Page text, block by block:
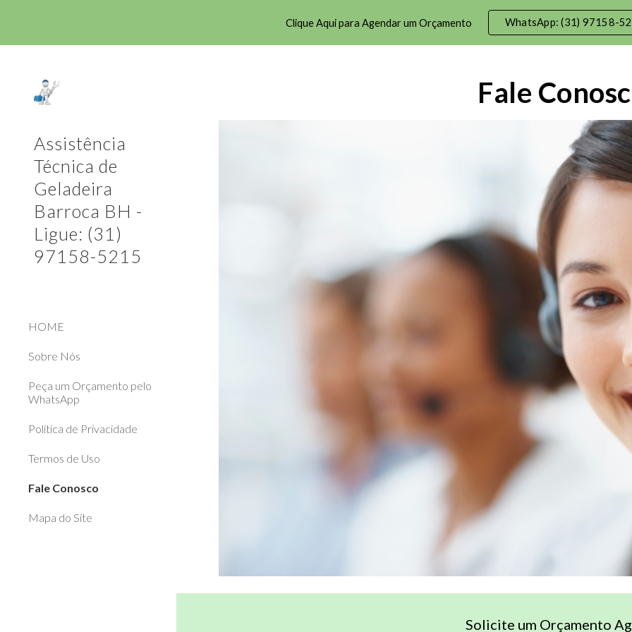
Skip to main content Skip to
Clique Aqui para Agendar um Orçamento WhatsApp: (31) 97158-
Assistência
Técnica de
Geladeira
Barroca BH -
Ligue: (31)
97158-5215
HOME
Sobre Nós
Peça um Orçamento pelo
WhatsApp
Política de Privacidade
Termos de Uso
Fale Conosco
Mapa do Site
Fale
Solicite um Orçamento